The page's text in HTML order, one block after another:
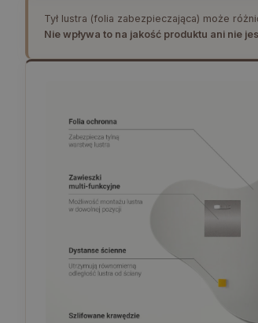
Tył lustra (folia zabezpieczająca) może
Nie wpływa to na jakość produktu ani nie